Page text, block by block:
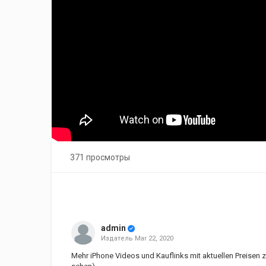
371 просмотры
admin
Издатель Mar 22, 2020
Mehr iPhone Videos und Kauflinks mit aktuellen Preisen